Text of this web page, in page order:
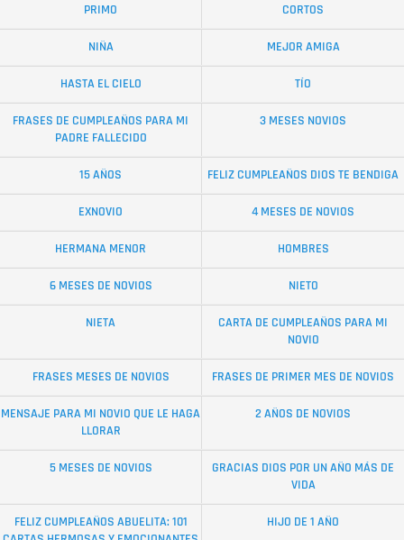
PRIMO CORTOS
NIÑA MEJOR AMIGA
HASTA EL CIELO TÍO
FRASES DE CUMPLEAÑOS PARA MI
PADRE FALLECIDO
3 MESES NOVIOS
15 AÑOS FELIZ CUMPLEAÑOS DIOS TE BENDIGA
EXNOVIO 4 MESES DE NOVIOS
HERMANA MENOR HOMBRES
6 MESES DE NOVIOS NIETO
NIETA
CARTA DE CUMPLEAÑOS PARA MI
NOVIO
FRASES MESES DE NOVIOS FRASES DE PRIMER MES DE NOVIOS
MENSAJE PARA MI NOVIO QUE LE HAGA
LLORAR
2 AÑOS DE NOVIOS
5 MESES DE NOVIOS
GRACIAS DIOS POR UN AÑO MÁS DE
VIDA
FELIZ CUMPLEAÑOS ABUELITA: 101
HIJO DE 1 AÑO